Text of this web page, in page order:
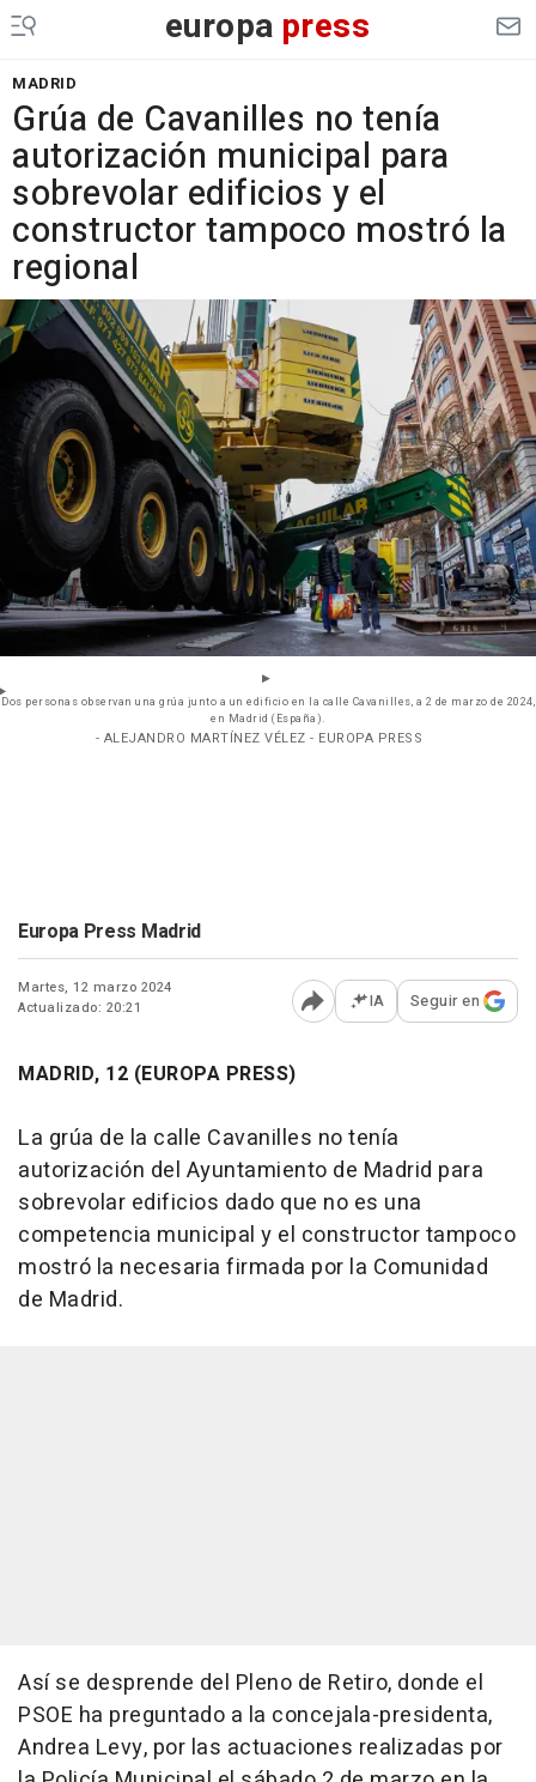
europa press
MADRID
Grúa de Cavanilles no tenía
autorización municipal para
sobrevolar edificios y el
constructor tampoco mostró la
regional
Dos personas observan una grúa junto a un edificio en la calle Cavanilles, a 2 de marzo de 2024,
en Madrid (España).
- ALEJANDRO MARTÍNEZ VÉLEZ - EUROPA PRESS
Europa Press Madrid
Martes, 12 marzo 2024
Actualizado: 20:21
Abrir opciones para
IA Seguir en
MADRID, 12 (EUROPA PRESS)
La grúa de la calle Cavanilles no tenía
autorización del Ayuntamiento de Madrid para
sobrevolar edificios dado que no es una
competencia municipal y el constructor tampoco
mostró la necesaria firmada por la Comunidad
de Madrid.
Así se desprende del Pleno de Retiro, donde el
PSOE ha preguntado a la concejala-presidenta,
Andrea Levy, por las actuaciones realizadas por